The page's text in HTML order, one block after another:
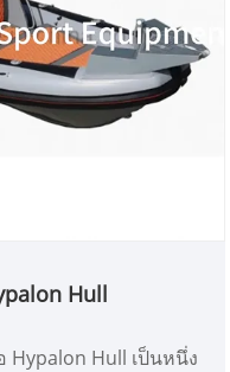
Hull
Hypalon Hull เป็นหนึ่ง